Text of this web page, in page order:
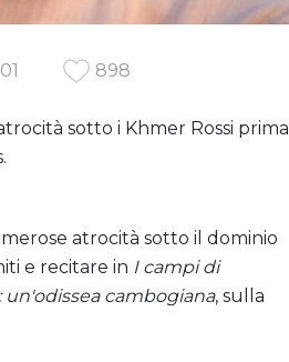
898
sotto i Khmer Rossi prima
atrocità sotto il dominio
e recitare in I campi di
un'odissea cambogiana, sulla